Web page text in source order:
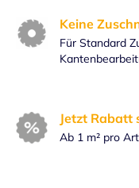
Keine
Für Standard
Jetzt Rabatt
Ab 1 m² pro